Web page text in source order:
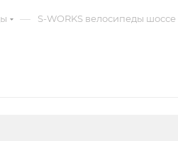
— S-WORKS велосипеды шоссе